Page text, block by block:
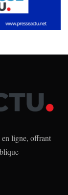
ligne, offrant